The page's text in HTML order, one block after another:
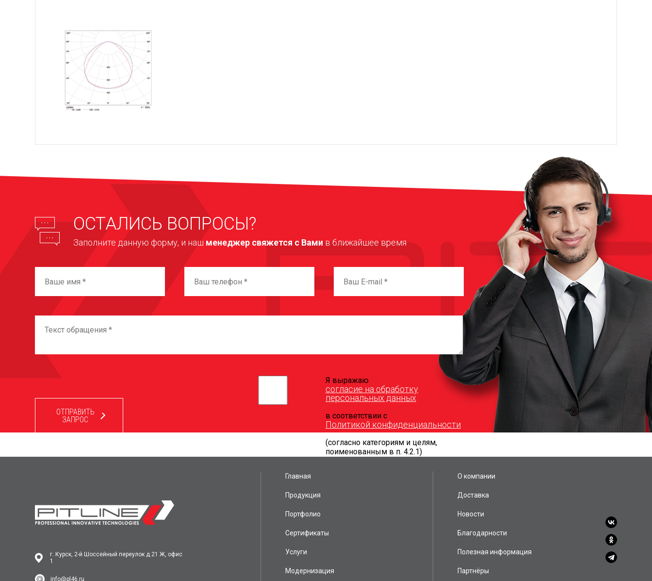
ОСТАЛИСЬ ВОПРОСЫ?
Заполните данную форму, и наш менеджер свяжется с Вамив ближайшее время
ОТПРАВИТЬ
ЗАПРОС
Я выражаю
согласие на обработку
персональных данных
в соответствии с
Политикой конфиденциальности
(согласно категориям и целям,
поименованным в п. 4.2.1)
г. Курск, 2-й Шоссейный переулок д.21 Ж, офис
1
info@pl46.ru
Главная
Продукция
Портфолио
Сертификаты
Услуги
Модернизация
О компании
Доставка
Новости
Благодарности
Полезная информация
Партнёры